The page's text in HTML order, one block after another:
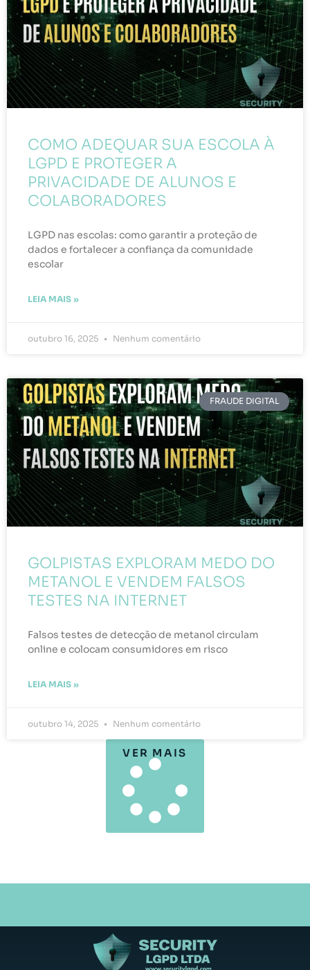
COMO ADEQUAR SUA ESCOLA À
LGPD E PROTEGER A
PRIVACIDADE DE ALUNOS E
COLABORADORES
LGPD nas escolas: como garantir a proteção de
dados e fortalecer a confiança da comunidade
escolar
LEIA MAIS »
outubro 16, 2025 Nenhum comentário
FRAUDE DIGITAL
GOLPISTAS EXPLORAM MEDO DO
METANOL E VENDEM FALSOS
TESTES NA INTERNET
Falsos testes de detecção de metanol circulam
online e colocam consumidores em risco
LEIA MAIS »
outubro 14, 2025 Nenhum comentário
VER MAIS